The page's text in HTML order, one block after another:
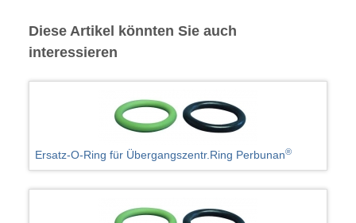
Diese Artikel könnten Sie auch
interessieren
Ersatz-O-Ring für Übergangszentr.Ring Perbunan®